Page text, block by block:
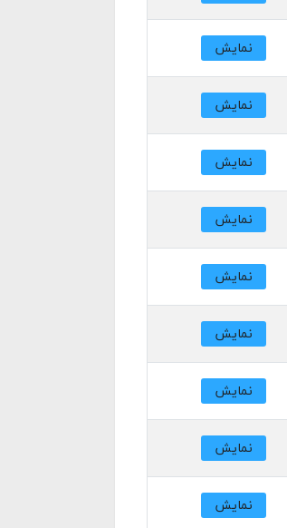
نمایش
نمایش
نمایش
نمایش
نمایش
نمایش
نمایش
نمایش
نمایش